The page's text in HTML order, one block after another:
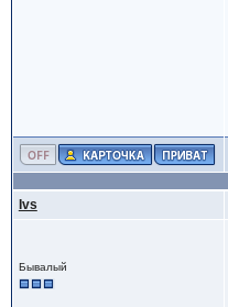
Ivs
Бывалый